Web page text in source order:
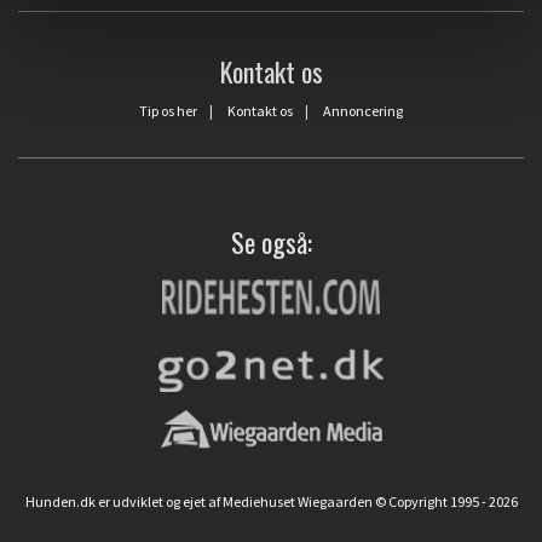
Kontakt os
Tip os her | Kontakt os | Annoncering
Se også:
Hunden.dk er udviklet og ejet af Mediehuset Wiegaarden © Copyright 1995 - 2026